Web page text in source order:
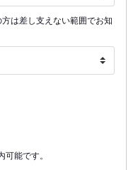
は差し支えない範囲でお知
能です。